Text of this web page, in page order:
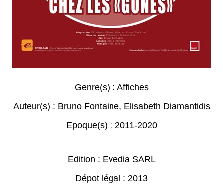
Genre(s) : Affiches
Auteur(s) : Bruno Fontaine, Elisabeth Diamantidis
Epoque(s) : 2011-2020
Edition : Evedia SARL
Dépot légal : 2013